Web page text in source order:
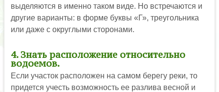
выделяются в именно таком виде. Но встречаются и
другие варианты: в форме буквы «Г», треугольника
или даже с округлыми сторонами.
4. Знать расположение относительно
водоемов.
Если участок расположен на самом берегу реки, то
придется учесть возможность ее разлива весной и